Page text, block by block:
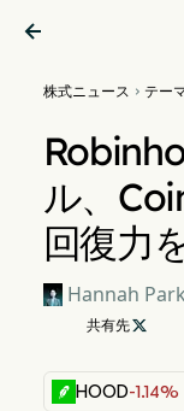

株式ニュース  テー
ル、
回復力
Hannah Park
共有先
HOOD-1.14%